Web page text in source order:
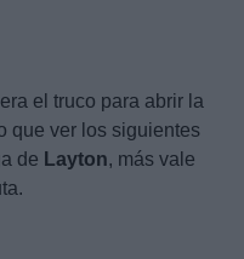
el truco para abrir la
que ver los siguientes
de Layton, más vale